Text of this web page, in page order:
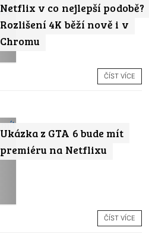
Netflix v co nejlepší podobě?
Rozlišení 4K běží nově i v
Chromu
ČÍST VÍCE
Ukázka z GTA 6 bude mít
premiéru na Netflixu
ČÍST VÍCE